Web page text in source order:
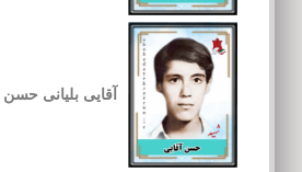
آقایی بلیانی حسن